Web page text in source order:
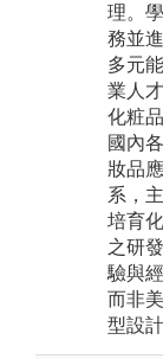
理。
務並
多元
業人才
化粧
國內
妝品
系，
培育
之研
驗與
而非
型設